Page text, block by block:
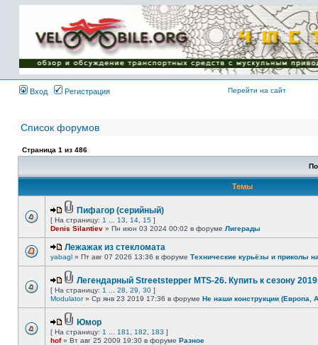
Имя пользователя:
Пароль:
{ LOG_ME_IN_SHORT
}
Вход
Регистрация Перейти на сайт
Список форумов
Страница 1 из 486
Темы
Пифагор (серийный)
[ На страницу: 1 13 14 15 ]
Denis Silantiev » Пн июн 03 2024 00:02 в форуме Лигерады
Лежажак из стекломата
yabagl » Пт авг 07 2026 13:36 в форуме Технические курьёзы и приколы
Легендарный Streetstepper MTS-26. Купить к сезону
[ На страницу: 1 28 29 30 ]
Modulator» Ср янв 23 2019 17:36 в форуме Не наши конструкции (Европа,
Юмор
[ На страницу: 1 181 182 183 ]
hof» Вт авг 25 2009 19:30 в форуме Разное